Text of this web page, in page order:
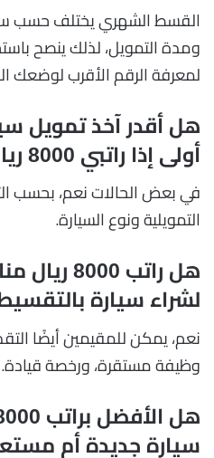
القسط الشهري يختلف حسب
ومدة التمويل، لذلك ينصح
لمعرفة الرقم الأقرب لوضعك
هل أقدر آخذ تمويل
أولى إذا راتبي 8000 ريال؟
في بعض الحالات نعم، بحسب
التمويلية ونوع السيارة.
هل راتب
لشراء سيارة
نعم، يمكن للمقيمين أيضًا
وظيفة مستقرة، ورخصة قيادة.
سيارة جديدة أم